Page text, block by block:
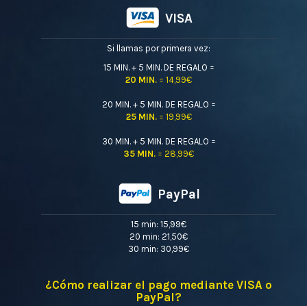
VISA
Si llamas por primera vez:
15 MIN. + 5 MIN. DE REGALO =
20 MIN. = 14,99€
20 MIN. + 5 MIN. DE REGALO =
25 MIN.= 19,99€
30 MIN. + 5 MIN. DE REGALO =
35 MIN. = 28,99€
PayPal
15 min: 15,99€
20 min: 21,50€
30 min: 30,99€
¿Cómo realizar el pago mediante VISA o
PayPal?